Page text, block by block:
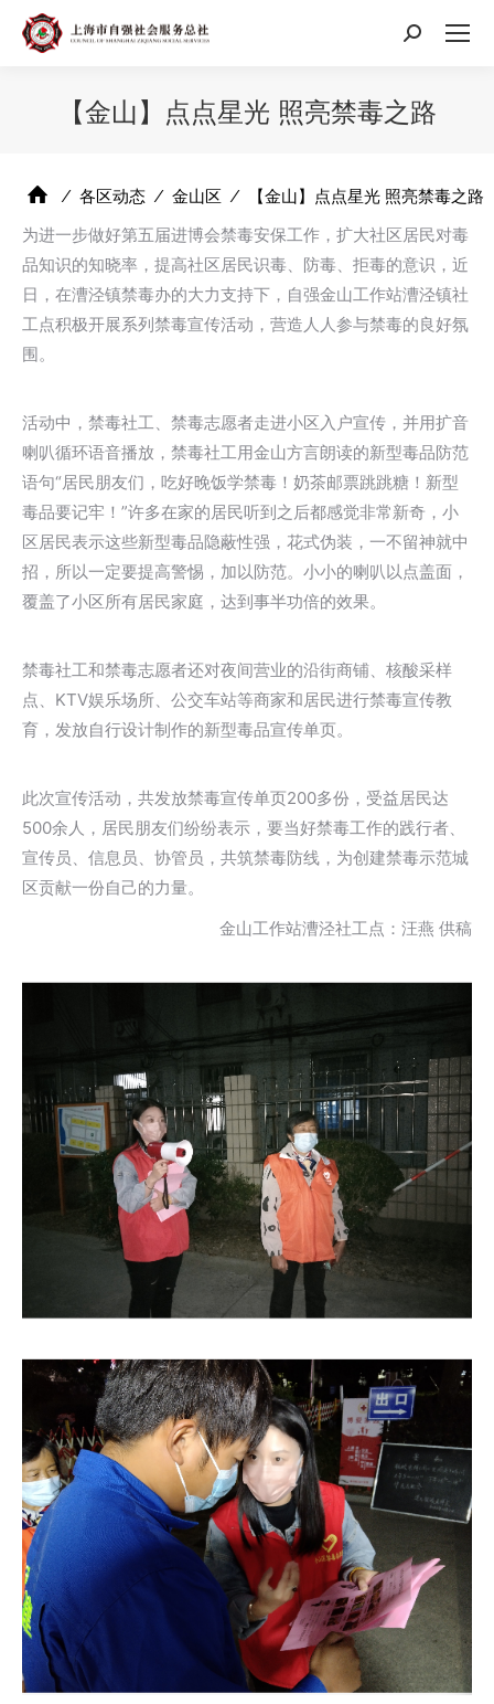
搜
【金山】点点星光 照亮禁毒之路
⁄ 各区动态 ⁄ 金山区 ⁄
【金山】点点星光 照亮禁毒之路
为进一步做好第五届进博会禁毒安保工作，扩大社区居民对毒
品知识的知晓率，提高社区居民识毒、防毒、拒毒的意识，近
日，在漕泾镇禁毒办的大力支持下，自强金山工作站漕泾镇社
工点积极开展系列禁毒宣传活动，营造人人参与禁毒的良好氛
围。
活动中，禁毒社工、禁毒志愿者走进小区入户宣传，并用扩音
喇叭循环语音播放，禁毒社工用金山方言朗读的新型毒品防范
语句“居民朋友们，吃好晚饭学禁毒！奶茶邮票跳跳糖！新型
毒品要记牢！”许多在家的居民听到之后都感觉非常新奇，小
区居民表示这些新型毒品隐蔽性强，花式伪装，一不留神就中
招，所以一定要提高警惕，加以防范。小小的喇叭以点盖面，
覆盖了小区所有居民家庭，达到事半功倍的效果。
禁毒社工和禁毒志愿者还对夜间营业的沿街商铺、核酸采样
点、KTV娱乐场所、公交车站等商家和居民进行禁毒宣传教
育，发放自行设计制作的新型毒品宣传单页。
此次宣传活动，共发放禁毒宣传单页200多份，受益居民达
500余人，居民朋友们纷纷表示，要当好禁毒工作的践行者、
宣传员、信息员、协管员，共筑禁毒防线，为创建禁毒示范城
区贡献一份自己的力量。
金山工作站漕泾社工点：汪燕 供稿